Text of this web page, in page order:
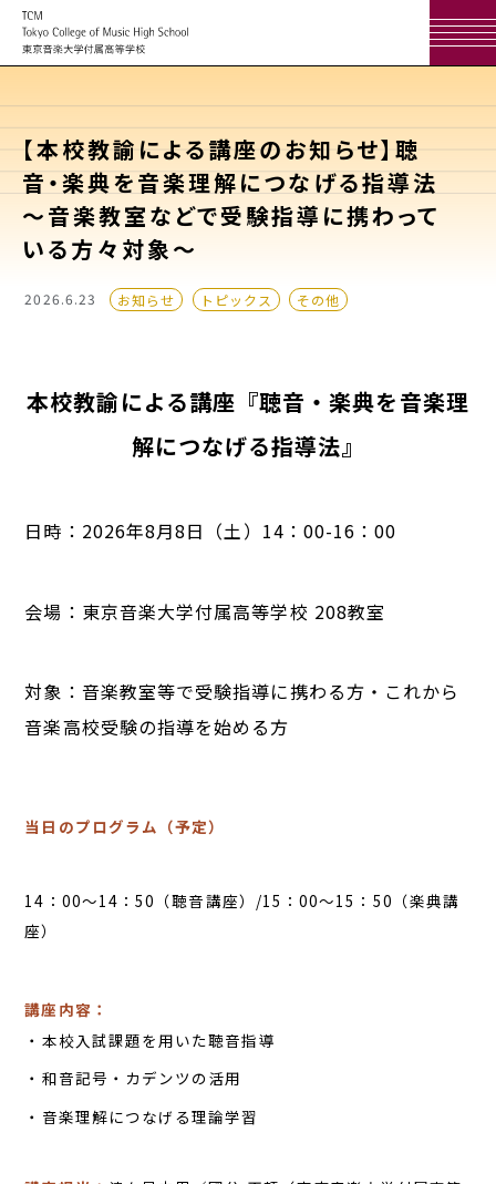
【本校教諭による講座のお知らせ】聴
音・楽典を音楽理解につなげる指導法
～音楽教室などで受験指導に携わって
いる方々対象～
2026.6.23 お知らせ トピックス その他
本校教諭による講座『聴音・楽典を音楽理
解につなげる指導法』
日時：2026年8月8日（土）14：00-16：00
会場：東京音楽大学付属高等学校 208教室
対象：音楽教室等で受験指導に携わる方・これから
音楽高校受験の指導を始める方
当日のプログラム（予定）
14：00～14：50（聴音講座）/15：00～15：50（楽典講
座）
講座内容：
本校入試課題を用いた聴音指導
和音記号・カデンツの活用
音楽理解につなげる理論学習